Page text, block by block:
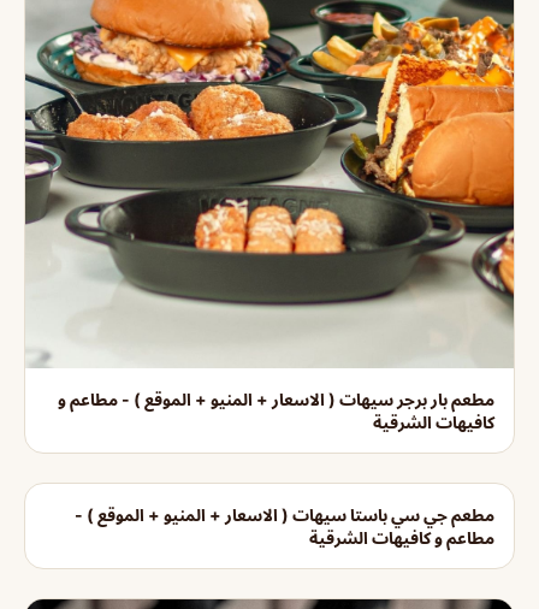
مطعم بار برجر سيهات ( الاسعار + المنيو + الموقع ) - مطاعم و
كافيهات الشرقية
مطعم جي سي باستا سيهات ( الاسعار + المنيو + الموقع ) -
مطاعم و كافيهات الشرقية